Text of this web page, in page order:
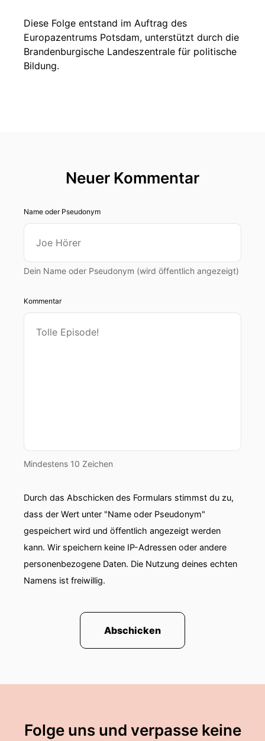
Diese Folge entstand im Auftrag des
Europazentrums Potsdam, unterstützt durch die
Brandenburgische Landeszentrale für politische
Bildung.
Neuer Kommentar
Name oder Pseudonym
Dein Name oder Pseudonym (wird öffentlich angezeigt)
Kommentar
Mindestens 10 Zeichen
Durch das Abschicken des Formulars stimmst du zu,
dass der Wert unter "Name oder Pseudonym"
gespeichert wird und öffentlich angezeigt werden
kann. Wir speichern keine IP-Adressen oder andere
personenbezogene Daten. Die Nutzung deines echten
Namens ist freiwillig.
Abschicken
Folge uns und verpasse keine